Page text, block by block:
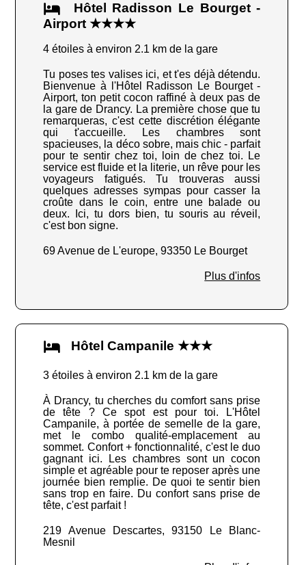
Hôtel Radisson Le Bourget -
Airport ★★★★
4 étoiles à environ 2.1 km de la gare
Tu poses tes valises ici, et t'es déjà détendu.
Bienvenue à l'Hôtel Radisson Le Bourget -
Airport, ton petit cocon raffiné à deux pas de
la gare de Drancy. La première chose que tu
remarqueras, c'est cette discrétion élégante
qui t'accueille. Les chambres sont
spacieuses, la déco sobre, mais chic - parfait
pour te sentir chez toi, loin de chez toi. Le
service est fluide et la literie, un rêve pour les
voyageurs fatigués. Tu trouveras aussi
quelques adresses sympas pour casser la
croûte dans le coin, entre une balade ou
deux. Ici, tu dors bien, tu souris au réveil,
c'est bon signe.
69 Avenue de L'europe, 93350 Le Bourget
Plus d'infos
Hôtel Campanile ★★★
3 étoiles à environ 2.1 km de la gare
À Drancy, tu cherches du comfort sans prise
de tête ? Ce spot est pour toi. L'Hôtel
Campanile, à portée de semelle de la gare,
met le combo qualité-emplacement au
sommet. Confort + fonctionnalité, c'est le duo
gagnant ici. Les chambres sont un cocon
simple et agréable pour te reposer après une
journée bien remplie. De quoi te sentir bien
sans trop en faire. Du confort sans prise de
tête, c'est parfait !
219 Avenue Descartes, 93150 Le Blanc-
Mesnil